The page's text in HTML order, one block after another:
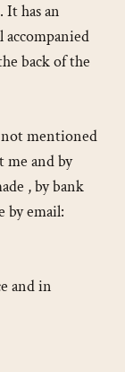
It has an
accompanied
back of the
mentioned
and by
, by bank
by email:
and in